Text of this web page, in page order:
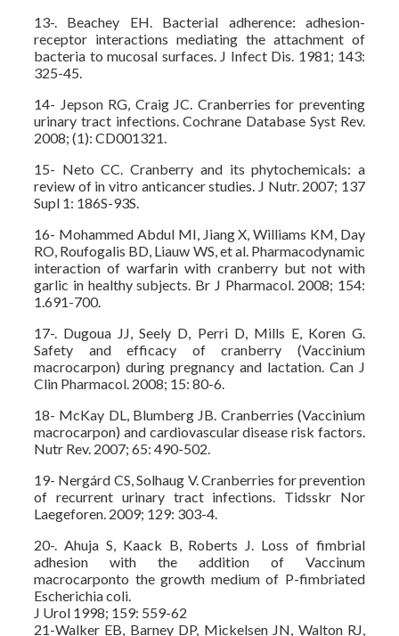
13-. Beachey EH. Bacterial adherence: adhesion-
receptor interactions mediating the attachment of
bacteria to mucosal surfaces. J Infect Dis. 1981; 143:
325-45.
14- Jepson RG, Craig JC. Cranberries for preventing
urinary tract infections. Cochrane Database Syst Rev.
2008; (1): CD001321.
15- Neto CC. Cranberry and its phytochemicals: a
review of in vitro anticancer studies. J Nutr. 2007; 137
Supl 1: 186S-93S.
16- Mohammed Abdul MI, Jiang X, Williams KM, Day
RO, Roufogalis BD, Liauw WS, et al. Pharmacodynamic
interaction of warfarin with cranberry but not with
garlic in healthy subjects. Br J Pharmacol. 2008; 154:
1.691-700.
17-. Dugoua JJ, Seely D, Perri D, Mills E, Koren G.
Safety and efficacy of cranberry (Vaccinium
macrocarpon) during pregnancy and lactation. Can J
Clin Pharmacol. 2008; 15: 80-6.
18- McKay DL, Blumberg JB. Cranberries (Vaccinium
macrocarpon) and cardiovascular disease risk factors.
Nutr Rev. 2007; 65: 490-502.
19- Nergárd CS, Solhaug V. Cranberries for prevention
of recurrent urinary tract infections. Tidsskr Nor
Laegeforen. 2009; 129: 303-4.
20-. Ahuja S, Kaack B, Roberts J. Loss of fimbrial
adhesion with the addition of Vaccinum
macrocarponto the growth medium of P-fimbriated
Escherichia coli.
J Urol 1998; 159: 559-62
21-Walker EB, Barney DP, Mickelsen JN, Walton RJ,